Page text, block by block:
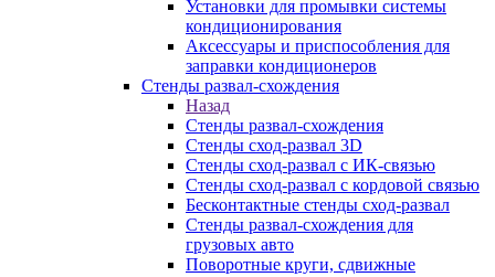
Установки для промывки системы
кондиционирования
Аксессуары и приспособления для
заправки кондиционеров
Стенды развал-схождения
Назад
Стенды развал-схождения
Стенды сход-развал 3D
Стенды сход-развал с ИК-связью
Стенды сход-развал с кордовой связью
Бесконтактные стенды сход-развал
Стенды развал-схождения для
грузовых авто
Поворотные круги, сдвижные